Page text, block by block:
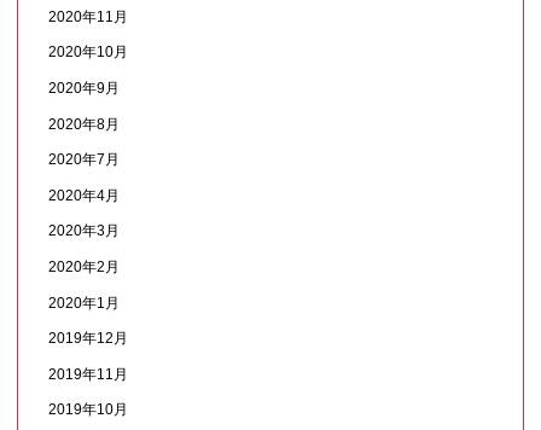
2020年11月
2020年10月
2020年9月
2020年8月
2020年7月
2020年4月
2020年3月
2020年2月
2020年1月
2019年12月
2019年11月
2019年10月